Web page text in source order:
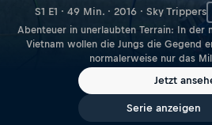
S1 E1 · 49 Min. · 2016 · Sky Trippers
Abenteuer in unerlaubten Terrain: In der
Vietnam wollen die Jungs die Gegend
normalerweise nur das
Jetzt
Serie anzeigen